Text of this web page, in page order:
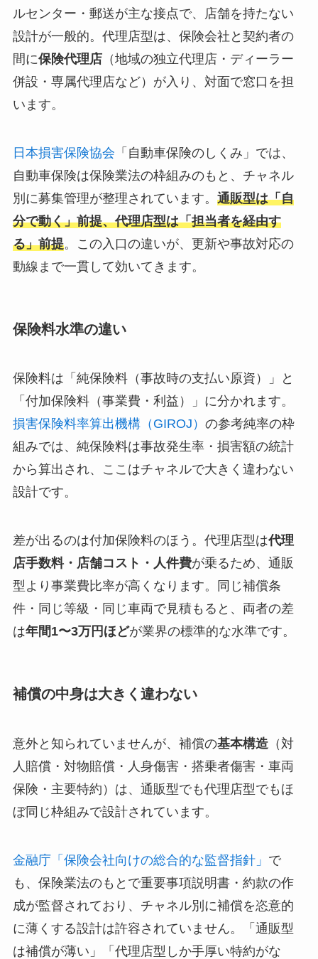
ルセンター・郵送が主な接点で、店舗を持たない
設計が一般的。代理店型は、保険会社と契約者の
間に保険代理店（地域の独立代理店・ディーラー
併設・専属代理店など）が入り、対面で窓口を担
います。
日本損害保険協会 「自動車保険のしくみ」では、
自動車保険は保険業法の枠組みのもと、チャネル
別に募集管理が整理されています。 通販型は「自
分で動く」前提、代理店型は「担当者を経由す
る」前提。この入口の違いが、更新や事故対応の
動線まで一貫して効いてきます。
保険料水準の違い
保険料は「純保険料（事故時の支払い原資）」と
「付加保険料（事業費・利益）」に分かれます。
損害保険料率算出機構（GIROJ） の参考純率の枠
組みでは、純保険料は事故発生率・損害額の統計
から算出され、ここはチャネルで大きく違わない
設計です。
差が出るのは付加保険料のほう。代理店型は代理
店手数料・店舗コスト・人件費が乗るため、通販
型より事業費比率が高くなります。同じ補償条
件・同じ等級・同じ車両で見積もると、両者の差
は年間1〜3万円ほどが業界の標準的な水準です。
補償の中身は大きく違わない
意外と知られていませんが、補償の基本構造（対
人賠償・対物賠償・人身傷害・搭乗者傷害・車両
保険・主要特約）は、通販型でも代理店型でもほ
ぼ同じ枠組みで設計されています。
金融庁「保険会社向けの総合的な監督指針」 で
も、保険業法のもとで重要事項説明書・約款の作
成が監督されており、チャネル別に補償を恣意的
に薄くする設計は許容されていません。「通販型
は補償が薄い」「代理店型しか手厚い特約がな